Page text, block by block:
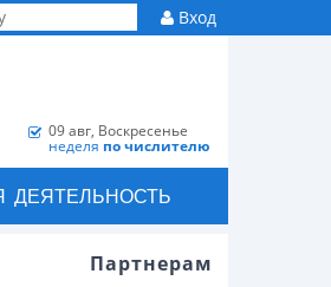
Вход
09 авг, Воскресенье
неделя по числителю
ДЕЯТЕЛЬНОСТЬ
Партнерам